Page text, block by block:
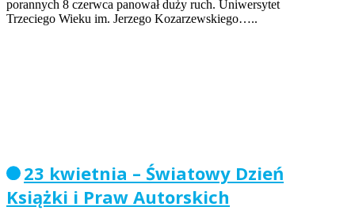
porannych 8 czerwca panował duży ruch. Uniwersytet
Trzeciego Wieku im. Jerzego Kozarzewskiego…..
23 kwietnia – Światowy Dzień
Książki i Praw Autorskich